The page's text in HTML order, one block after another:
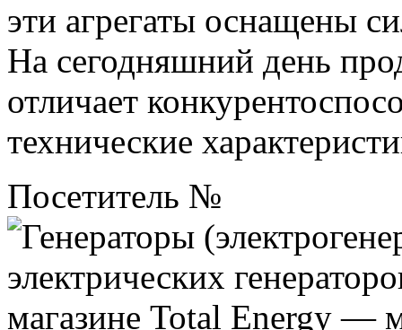
эти агрегаты оснащены
На сегодняшний день
отличает
технические
Посетитель №